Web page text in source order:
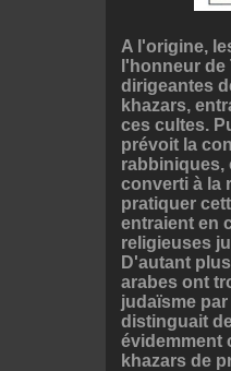
A l'origine,
l'honneur
dirigeantes
khazars,
ces cultes.
prévoit la
rabbiniques,
converti à la
pratiquer
entraient en
religieuses
D'autant
arabes ont
judaïsme
distinguait
évidemment
khazars de